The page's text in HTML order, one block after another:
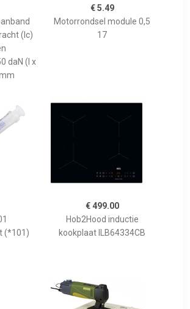
(lc)
daN (l x
€ 5.49
Motorrondsel module 0,5
17
(*101)
€ 499.00
Hob2Hood inductie
kookplaat ILB64334CB